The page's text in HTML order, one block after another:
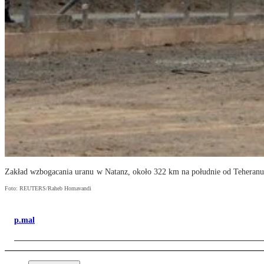
Zakład wzbogacania uranu w Natanz, około 322 km na południe od Teheranu
Foto: REUTERS/Raheb Homavandi
p.mal